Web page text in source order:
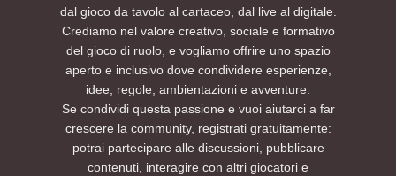
dal gioco da tavolo al cartaceo, dal live al digitale.
Crediamo nel valore creativo, sociale e formativo
del gioco di ruolo, e vogliamo offrire uno spazio
aperto e inclusivo dove condividere esperienze,
idee, regole, ambientazioni e avventure.
Se condividi questa passione e vuoi aiutarci a far
crescere la community, registrati gratuitamente:
potrai partecipare alle discussioni, pubblicare
contenuti, interagire con altri giocatori e